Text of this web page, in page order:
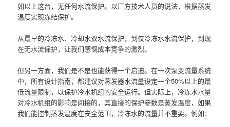
如以上这台，无任何水流保护。以厂方技术人员的说法，根据蒸发
温度实现冻结保护。
从最早的冷冻水、冷却水双水流保护，到仅冷冻水水流保护，到现
在无水流保护，让我们感慨成本竞争的激烈。
但另一方面，我们是不是也能获得一个启迪。在一次泵变流量系统
中，所有设计指南，都建议对蒸发器水流量设定一个50%以上的最
低流量限制，以保护冷水机组的安全运行。但实际上，冷冻水水量
对冷水机组的影响是间接的，其直接的保护参数是蒸发温度，如果
我们能控制蒸发温度在安全范围，冷冻水的流量并不重要。例如：